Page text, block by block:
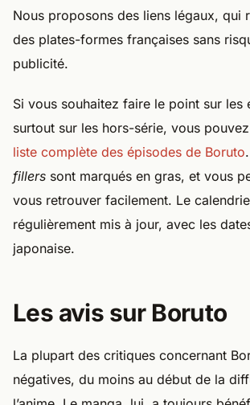
Nous proposons des liens légaux, qui
des plates-formes françaises sans
publicité.
Si vous souhaitez faire le point sur les
surtout sur les hors-série, vous
liste complète des épisodes de Boruto
fillers sont marqués en gras, et vous
vous retrouver facilement. Le
régulièrement mis à jour, avec les
japonaise.
Les avis sur Boruto
La plupart des critiques concernant
négatives, du moins au début de la